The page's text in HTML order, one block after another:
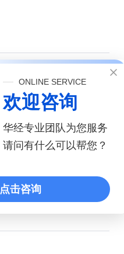
ONLINE SERVICE
欢迎咨询
华经专业团队为您服务
请问有什么可以帮您？
点击咨询